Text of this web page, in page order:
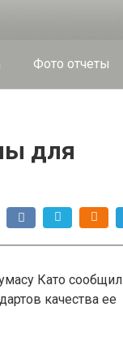
Фото отчеты
для
Като сообщил
качества ее